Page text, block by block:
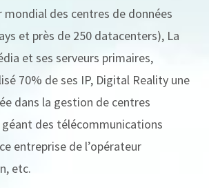
mondial des centres de données
et près de 250 datacenters), La
et ses serveurs primaires,
70% de ses IP, Digital Reality une
dans la gestion de centres
géant des télécommunications
entreprise de l’opérateur
etc.